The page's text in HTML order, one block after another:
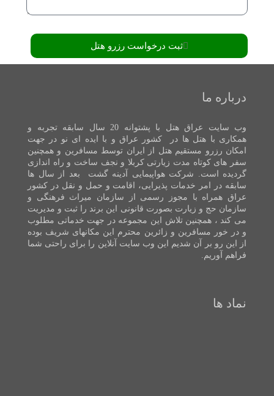
ثبت درخواست رزرو هتل
درباره ما
وب سایت عراق هتل با پشتوانه 20 سال سابقه تجربه و
همکاری با هتل ها در کشور عراق و با ایده ای نو در جهت
امکان رزرو مستقیم هتل از ایران توسط مسافرین و همچنین
سفر های کوتاه مدت زیارتی کربلا و نجف ساخت و راه اندازی
گردیده است. شرکت هواپیمایی آدینه گشت بعد از سال ها
سابقه در امر خدمات پذیرایی، اقامت و حمل و نقل در کشور
عراق همراه با مجوز رسمی از سازمان میراث فرهنگی و
سازمان حج و زیارت بصورت قانونی این برند را ثبت و مدیریت
می کند ، همچنین تلاش این مجموعه در جهت خدماتی مطلوب
و در خور مسافرین و زائرین محترم این مکانهای شریف بوده
از این رو بر آن شدیم این وب سایت آنلاین را برای راحتی شما
فراهم آوریم.
نماد ها